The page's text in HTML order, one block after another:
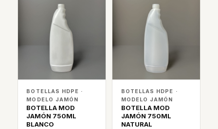
BOTELLAS HDPE ·
MODELO JAMÓN
BOTELLA MOD
JAMÓN 750ML
BLANCO
BOTELLAS HDPE ·
MODELO JAMÓN
BOTELLA MOD
JAMÓN 750ML
NATURAL